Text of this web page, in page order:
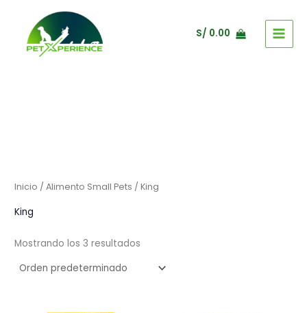
contenido
S/ 0.00
Inicio /Alimento Small Pets / King
King
Mostrando los 3 resultados